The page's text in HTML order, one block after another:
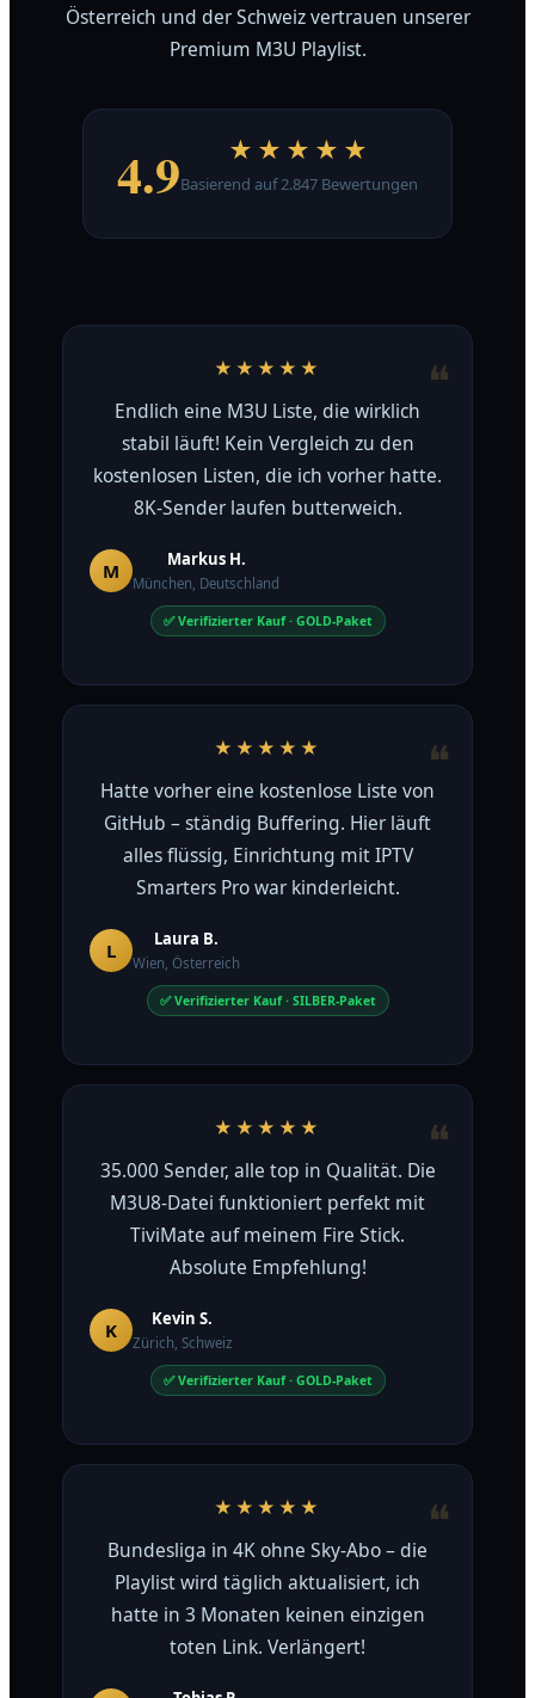
Österreich und der Schweiz vertrauen unserer
Premium M3U Playlist.
4.9 ★★★★★
Basierend auf 2.847 Bewertungen
★★★★★
Endlich eine M3U Liste, die wirklich
stabil läuft! Kein Vergleich zu den
kostenlosen Listen, die ich vorher hatte.
8K-Sender laufen butterweich.
M Markus H.
München, Deutschland
✅ Verifizierter Kauf · GOLD-Paket
★★★★★
Hatte vorher eine kostenlose Liste von
GitHub – ständig Buffering. Hier läuft
alles flüssig, Einrichtung mit IPTV
Smarters Pro war kinderleicht.
L Laura B.
Wien, Österreich
✅ Verifizierter Kauf · SILBER-Paket
★★★★★
35.000 Sender, alle top in Qualität. Die
M3U8-Datei funktioniert perfekt mit
TiviMate auf meinem Fire Stick.
Absolute Empfehlung!
K Kevin S.
Zürich, Schweiz
✅ Verifizierter Kauf · GOLD-Paket
★★★★★
Bundesliga in 4K ohne Sky-Abo – die
Playlist wird täglich aktualisiert, ich
hatte in 3 Monaten keinen einzigen
toten Link. Verlängert!